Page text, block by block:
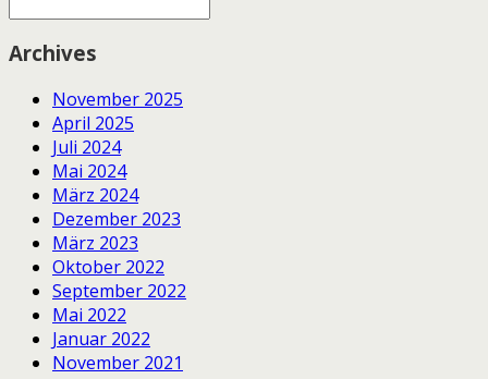
Archives
November 2025
April 2025
Juli 2024
Mai 2024
März 2024
Dezember 2023
März 2023
Oktober 2022
September 2022
Mai 2022
Januar 2022
November 2021